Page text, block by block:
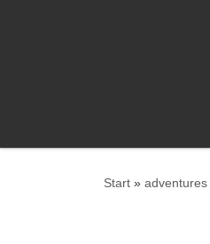
Start » adventures